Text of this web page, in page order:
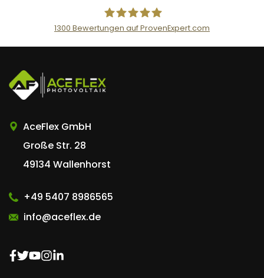
AceFlex GmbH
1300 Bewertungen auf ProvenExpert.com
AceFlex GmbH
Große Str. 28
49134 Wallenhorst
+49 5407 8986565
info@aceflex.de